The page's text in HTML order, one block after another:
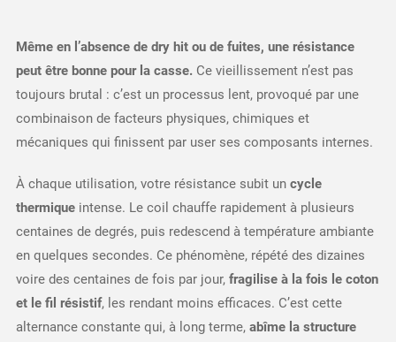
Même en l’absence de dry hit ou de fuites, une résistance
peut être bonne pour la casse.Ce vieillissement n’est pas
toujours brutal : c’est un processus lent, provoqué par une
combinaison de facteurs physiques, chimiques et
mécaniques qui finissent par user ses composants internes.
À chaque utilisation, votre résistance subit un cycle
thermiqueintense. Le coil chauffe rapidement à plusieurs
centaines de degrés, puis redescend à température ambiante
en quelques secondes. Ce phénomène, répété des dizaines
voire des centaines de fois par jour, fragilise à la fois le coton
et le fil résistif, les rendant moins efficaces. C’est cette
alternance constante qui, à long terme, abîme la structure